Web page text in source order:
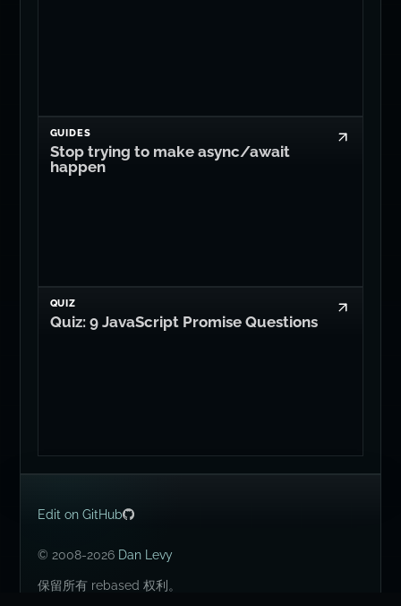
GUIDES
Stop trying to make async/await
happen
QUIZ
Quiz: 9 JavaScript Promise Questions
Edit on GitHub
© 2008-2026 Dan Levy
保留所有 rebased 权利。